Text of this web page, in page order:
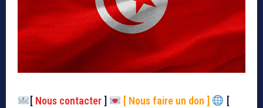
[ Nous contacter] [ Nous faire un don ]
[